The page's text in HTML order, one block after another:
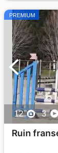
PREMIUM
12 3
Ruin